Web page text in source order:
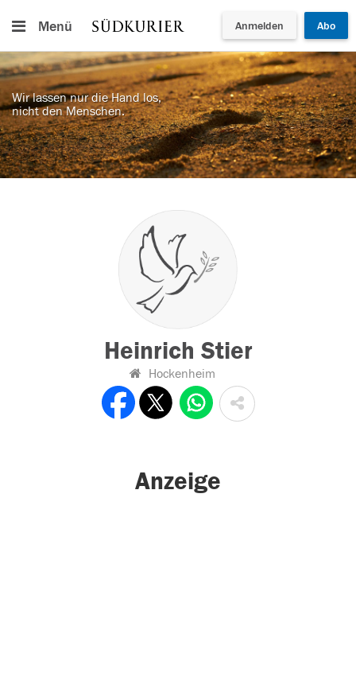
Menü Anmelden Abo
Wir lassen nur die Hand los,
nicht den Menschen.
Heinrich Stier
Hockenheim
Anzeige